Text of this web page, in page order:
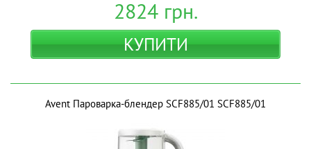
2824грн.
КУПИТИ
Avent Пароварка-блендер SCF885/01 SCF885/01